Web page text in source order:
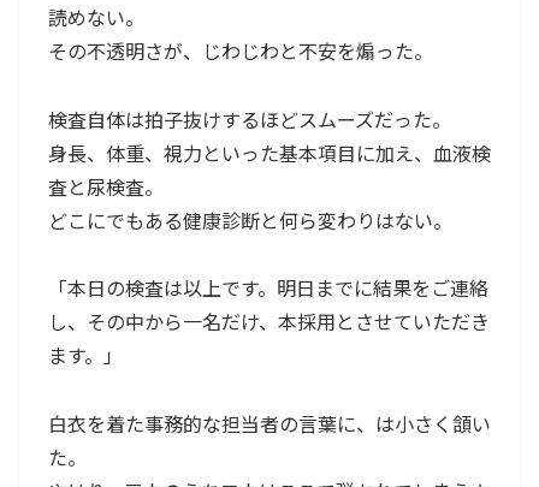
読めない。
その不透明さが、じわじわと不安を煽った。
検査自体は拍子抜けするほどスムーズだった。
身長、体重、視力といった基本項目に加え、血液検
査と尿検査。
どこにでもある健康診断と何ら変わりはない。
「本日の検査は以上です。明日までに結果をご連絡
し、その中から一名だけ、本採用とさせていただき
ます。」
白衣を着た事務的な担当者の言葉に、は小さく頷い
た。